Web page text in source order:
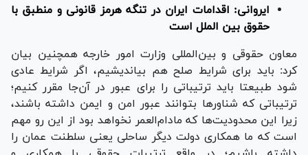
ایروانی: اقدامات ایران در تنگه هرمز قانونی و منطبق با
حقوق بین الملل است
معاون حقوقی و بین‌المللی وزارت امور خارجه همچنین بیان
کرد: باید برای شرایط صلح هم بیاندیشیم، اگر شرایط عادی
شود طبیعتا باید ترتیباتی را برای عبور در آن‌جا مقرر کنیم؛
ترتیباتی که شناور‌ها بتوانند عبور امن و ایمن داشته باشند،
زیرا این محدودیت‌ها که مادام‌العمر نخواهد بود از این رو مهم
است که ما همکاری دولت دیگر ساحلی یعنی سلطنت عمان را